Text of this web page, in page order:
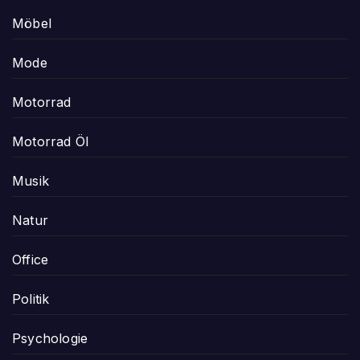
Möbel
Mode
Motorrad
Motorrad Öl
Musik
Natur
Office
Politik
Psychologie